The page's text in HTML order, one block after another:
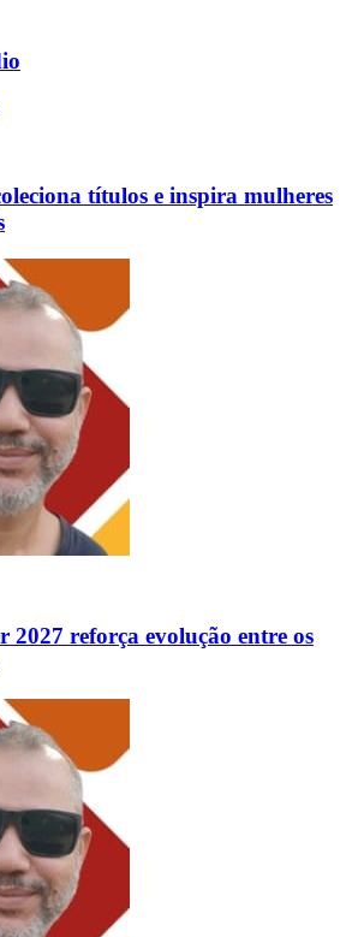
títulos e inspira mulheres
2027 reforça evolução entre os